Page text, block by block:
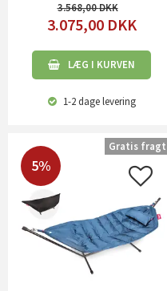
3.568,00
3.075,00 DKK
LÆG I KURVEN
1-2 dagelevering
5%
Gratis fragt